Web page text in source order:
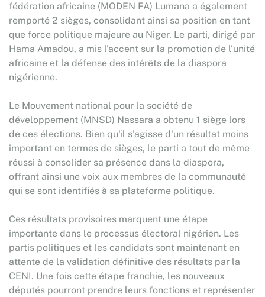
fédération africaine (MODEN FA) Lumana a également
remporté 2 sièges, consolidant ainsi sa position en tant
que force politique majeure au Niger. Le parti, dirigé par
Hama Amadou, a mis l'accent sur la promotion de l'unité
africaine et la défense des intérêts de la diaspora
nigérienne.
Le Mouvement national pour la société de
développement (MNSD) Nassara a obtenu 1 siège lors
de ces élections. Bien qu'il s'agisse d'un résultat moins
important en termes de sièges, le parti a tout de même
réussi à consolider sa présence dans la diaspora,
offrant ainsi une voix aux membres de la communauté
qui se sont identifiés à sa plateforme politique.
Ces résultats provisoires marquent une étape
importante dans le processus électoral nigérien. Les
partis politiques et les candidats sont maintenant en
attente de la validation définitive des résultats par la
CENI. Une fois cette étape franchie, les nouveaux
députés pourront prendre leurs fonctions et représenter